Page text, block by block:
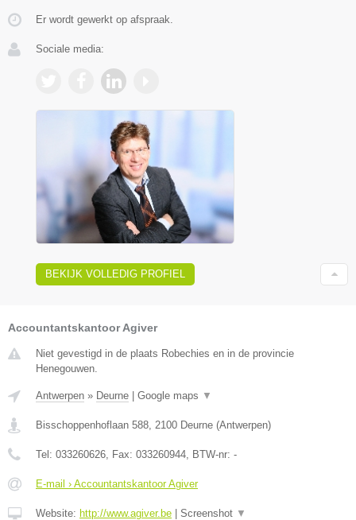
Er wordt gewerkt op afspraak.
Sociale media:
BEKIJK VOLLEDIG PROFIEL
Accountantskantoor Agiver
Niet gevestigd in de plaats Robechies en in de provincie
Henegouwen.
Antwerpen » Deurne Google maps ▼
Bisschoppenhoflaan 588 2100 Deurne (Antwerpen)
Tel: 033260626 , Fax: 033260944 , BTW-nr: -
E-mail › Accountantskantoor Agiver
Website: http://www.agiver.be Screenshot ▼